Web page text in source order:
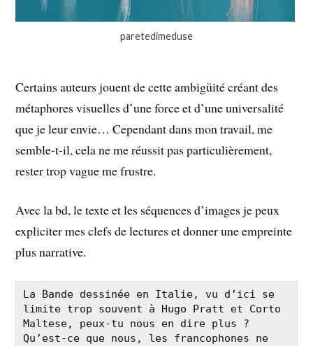
paretedimeduse
Certains auteurs jouent de cette ambigüité créant des
métaphores visuelles d’une force et d’une universalité
que je leur envie… Cependant dans mon travail, me
semble-t-il, cela ne me réussit pas particulièrement,
rester trop vague me frustre.
Avec la bd, le texte et les séquences d’images je peux
expliciter mes clefs de lectures et donner une empreinte
plus narrative.
La Bande dessinée en Italie, vu d’ici se
limite trop souvent à Hugo Pratt et Corto
Maltese, peux-tu nous en dire plus ?
Qu’est-ce que nous, les francophones ne